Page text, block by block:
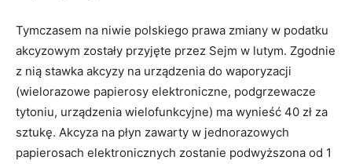
Tymczasem na niwie polskiego prawa zmiany w podatku
akcyzowym zostały przyjęte przez Sejm w lutym. Zgodnie
z nią stawka akcyzy na urządzenia do waporyzacji
(wielorazowe papierosy elektroniczne, podgrzewacze
tytoniu, urządzenia wielofunkcyjne) ma wynieść 40 zł za
sztukę. Akcyza na płyn zawarty w jednorazowych
papierosach elektronicznych zostanie podwyższona od 1